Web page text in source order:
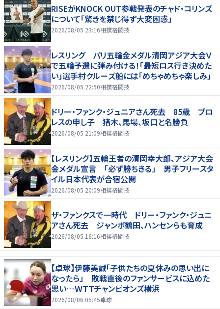
RISEがKNOCK OUT参戦発表のチャド・コリンズ
について「驚きを禁じ得ず大変困惑」
2026/08/05 23:16相撲格闘技
レスリング パリ五輪金メダル清岡アジア大会Ｖ
で五輪予選に弾み付ける！「最短ロス行き決めた
い」選手村クルーズ船には「めちゃめちゃ楽しみ」
2026/08/05 22:50相撲格闘技
ドリー・ファンク・ジュニアさん死去 85歳 プロ
レスの申し子 猪木、馬場、坂口と名勝負
2026/08/05 21:09相撲格闘技
【レスリング】五輪王者の清岡幸大郎、アジア大会
金メダル宣言 「必ず勝ちきる」 男子フリースタ
イル日本代表が合宿公開
2026/08/05 20:09相撲格闘技
ザ・ファンクスで一時代 ドリー・ファンク・ジュニ
アさん死去 ジャンボ鶴田、ハンセンらも育成
2026/08/05 16:16相撲格闘技
【卓球】伊藤美誠「子供たちの夏休みの思い出に
なったら」 敗戦直後のファンサービスに込めた
思い…ＷＴＴチャンピオンズ横浜
2026/08/06 05:45卓球